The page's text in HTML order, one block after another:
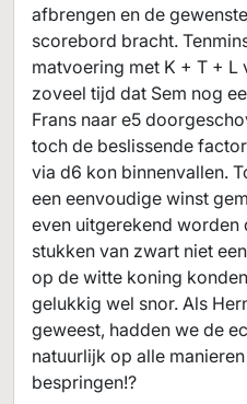
afbrengen en de
scorebord bracht.
matvoering met K + T + L
zoveel tijd dat Sem nog
Frans naar e5
toch de beslissende
via d6 kon binnenvallen.
een eenvoudige winst
even uitgerekend worden
stukken van zwart niet
op de witte koning
gelukkig wel snor. Als
geweest, hadden we de
natuurlijk op alle
bespringen!?